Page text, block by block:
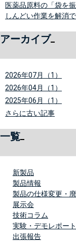
医薬品原料の「袋を
しんどい作業を解消
アーカイブ
2026年07月（1）
2026年04月（1）
2025年06月（1）
さらに古い記事
一覧
新製品
製品情報
製品の仕様変更・
展示会
技術コラム
実験・デモレポート
出張報告